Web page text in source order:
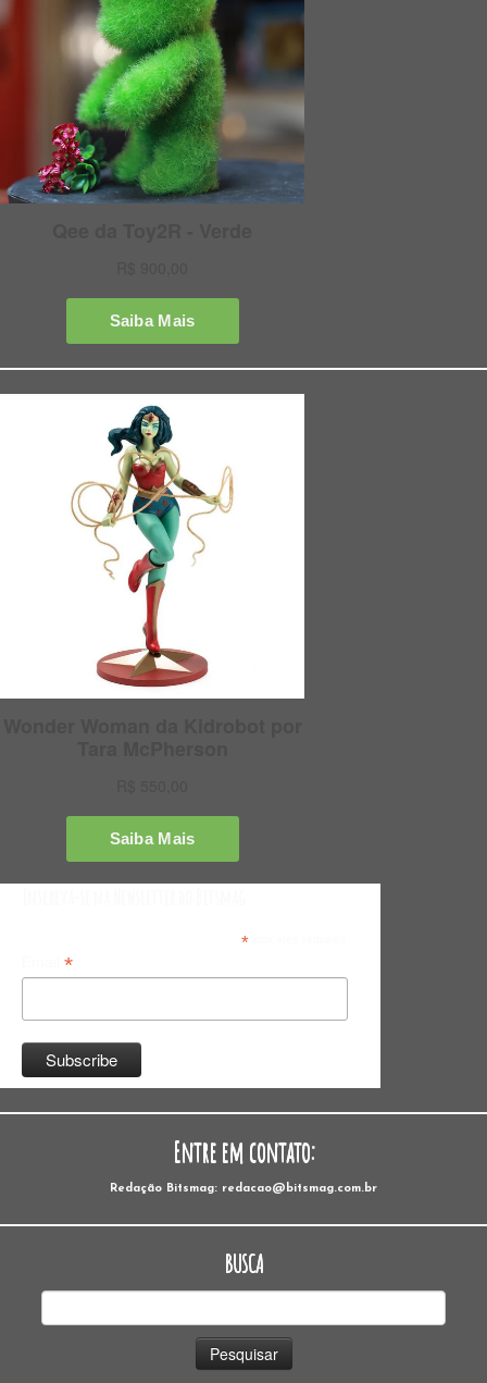
*indicates required
*
Entre em contato:
Redação Bitsmag: redacao@bitsmag.com.br
BUSCA